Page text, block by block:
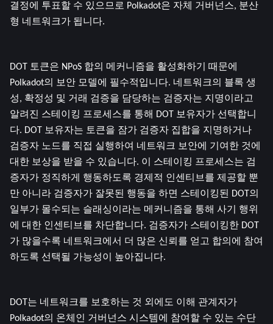
결정에 투표할 수 있으므로 Polkadot은 자체 거버넌스, 분산
형 네트워크가 됩니다.
DOT 토큰은 NPoS 합의 메커니즘을 활성화하기 때문에
Polkadot의 보안 모델에 필수적입니다. 네트워크의 블록 생
성, 확정성 및 거래 검증을 담당하는 검증자는 지명이라고
알려진 스테이킹 프로세스를 통해 DOT 보유자가 선택합니
다. DOT 보유자는 토큰을 잠가 검증자 집합을 지명하거나
검증자 노드를 직접 실행하여 네트워크 보안에 기여한 것에
대한 보상을 받을 수 있습니다. 이 스테이킹 프로세스는 검
증자가 정직하게 행동하도록 경제적 인센티브를 제공할 뿐
만 아니라 검증자가 잘못된 행동을 하면 스테이킹된 DOT의
일부가 몰수되는 슬래싱이라는 메커니즘을 통해 사기 행위
에 대한 인센티브를 차단합니다. 검증자가 스테이킹한 DOT
가 많을수록 네트워크에서 더 많은 신뢰를 얻고 합의에 참여
하도록 선택될 가능성이 높아집니다.
DOT는 네트워크를 보호하는 것 외에도 이해 관계자가
Polkadot의 온체인 거버넌스 시스템에 참여할 수 있는 수단